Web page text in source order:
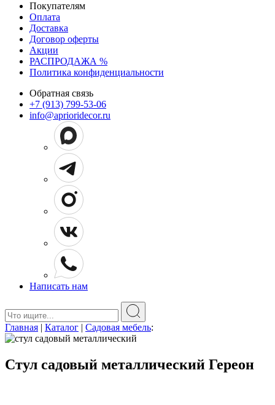
Покупателям
Оплата
Доставка
Договор оферты
Акции
РАСПРОДАЖА %
Политика конфиденциальности
Обратная связь
+7 (913) 799-53-06
info@aprioridecor.ru
Написать нам
Главная | Каталог | Садовая мебель:
Стул садовый металлический Гереон